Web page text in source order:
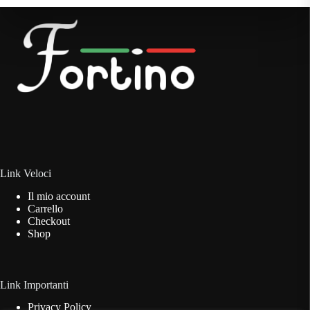
Link Veloci
Il mio account
Carrello
Checkout
Shop
Link Importanti
Privacy Policy